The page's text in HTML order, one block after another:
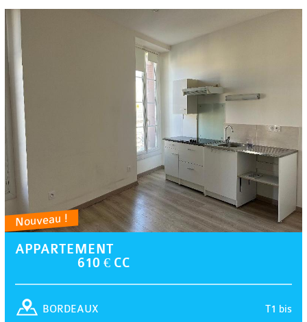
Nouveau !
APPARTEMENT
610 € CC
T1 bis
BORDEAUX